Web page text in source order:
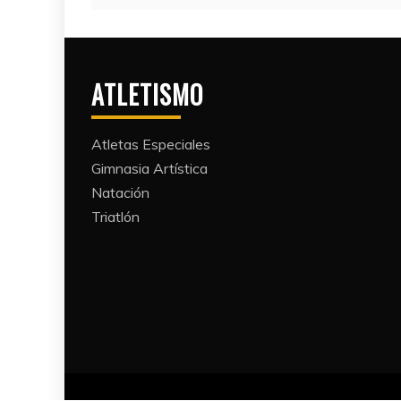
ATLETISMO
Atletas Especiales
Gimnasia Artística
Natación​
Triatlón​